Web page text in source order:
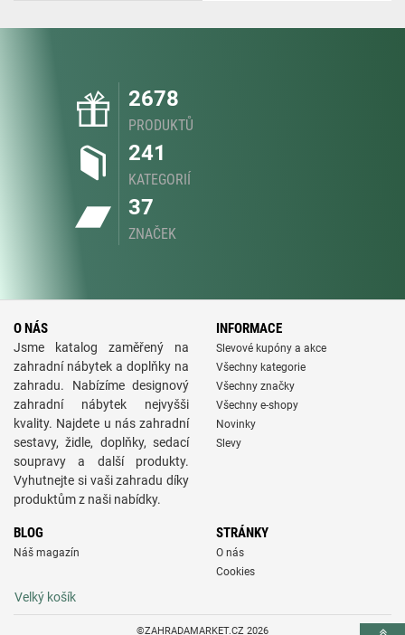
2678
PRODUKTŮ
241
KATEGORIÍ
37
ZNAČEK
O NÁS
Jsme katalog zaměřený na
zahradní nábytek a doplňky na
zahradu. Nabízíme designový
zahradní nábytek nejvyšši
kvality. Najdete u nás zahradní
sestavy, židle, doplňky, sedací
soupravy a další produkty.
Vyhutnejte si vaši zahradu díky
produktům z naši nabídky.
INFORMACE
Slevové kupóny a akce
Všechny kategorie
Všechny značky
Všechny e-shopy
Novinky
Slevy
BLOG
Náš magazín
STRÁNKY
O nás
Cookies
Velký košík
©ZAHRADAMARKET.CZ 2026